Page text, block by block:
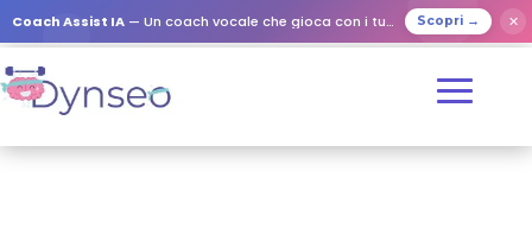
Coach Assist IA — Un coach vocale che gioca con i tuoi cari Scopri → ✕